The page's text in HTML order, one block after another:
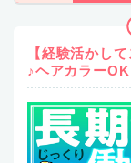
【経験活かし
♪ヘアカラーOK